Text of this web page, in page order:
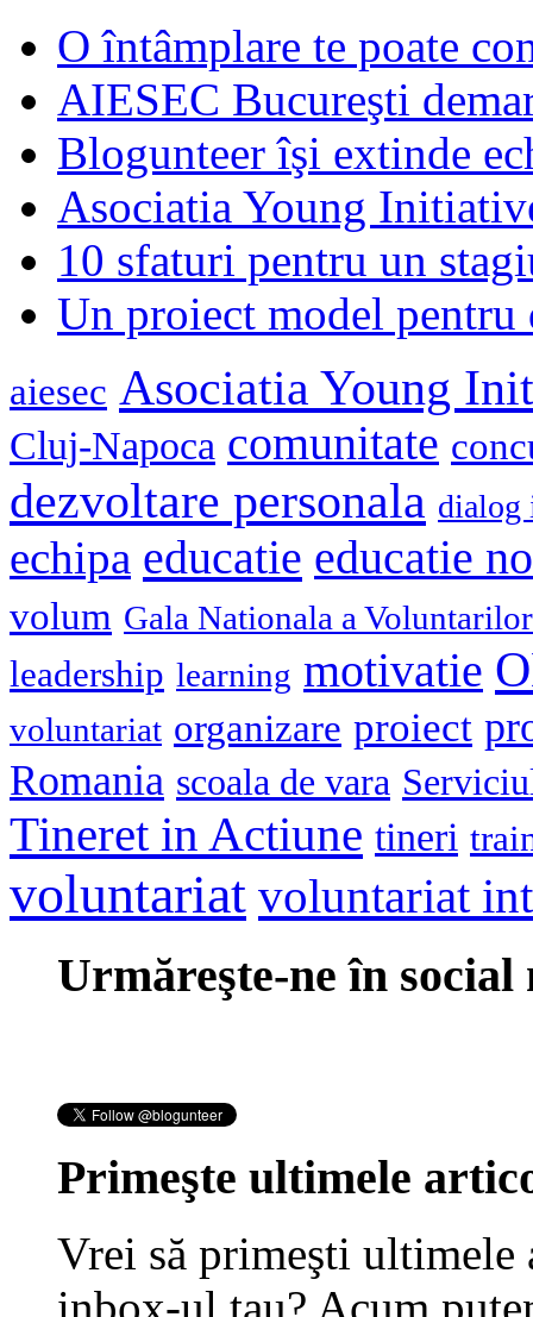
O întâmplare te poate
AIESEC Bucureşti
Blogunteer îşi extinde
Asociatia Young
10 sfaturi pentru un
Un proiect model
aiesec Asociatia Young
Cluj-Napoca comunitate
dezvoltare personala dialog
echipa educatie educatie
volum Gala Nationala a Voluntarilor
leadership learning motivatie
voluntariat organizare proiect
Romania scoala de vara
Tineret in Actiune tineri
voluntariat voluntariat
Urmăreşte-ne în social
Primeşte ultimele
Vrei să primeşti